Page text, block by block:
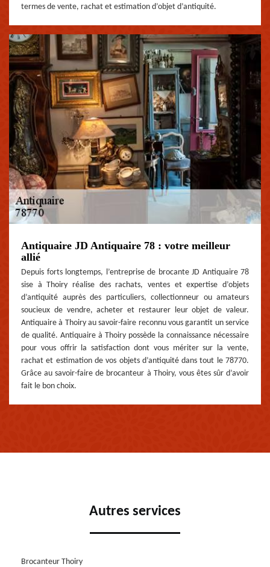
termes de vente, rachat et estimation d’objet d’antiquité.
Antiquaire JD Antiquaire 78 : votre meilleur
allié
Depuis forts longtemps, l’entreprise de brocante JD Antiquaire 78
sise à Thoiry réalise des rachats, ventes et expertise d’objets
d’antiquité auprès des particuliers, collectionneur ou amateurs
soucieux de vendre, acheter et restaurer leur objet de valeur.
Antiquaire à Thoiry au savoir-faire reconnu vous garantit un service
de qualité. Antiquaire à Thoiry possède la connaissance nécessaire
pour vous offrir la satisfaction dont vous mériter sur la vente,
rachat et estimation de vos objets d’antiquité dans tout le 78770.
Grâce au savoir-faire de brocanteur à Thoiry, vous êtes sûr d’avoir
fait le bon choix.
Autres services
Brocanteur Thoiry